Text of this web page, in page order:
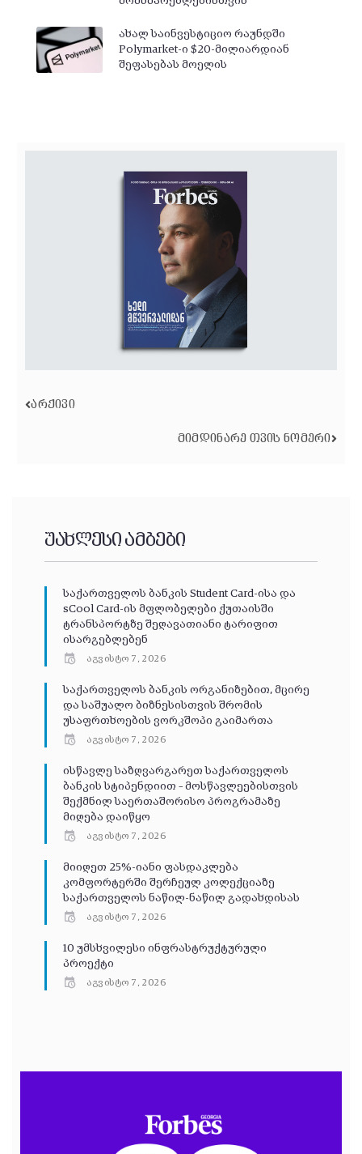
ახალ საინვესტიციო რაუნდში
Polymarket-ი $20-მილიარდიან
შეფასებას მოელის
ᲐᲠᲥᲘᲕᲘ
ᲛᲘᲛᲓᲘᲜᲐᲠᲔ ᲗᲕᲘᲡ ᲜᲝᲛᲔᲠᲘ
უახლესი ამბები
საქართველოს ბანკის Student Card-ისა და
sCool Card-ის მფლობელები ქუთაისში
ტრანსპორტზე შეღავათიანი ტარიფით
ისარგებლებენ
აგვისტო 7, 2026
საქართველოს ბანკის ორგანიზებით, მცირე
და საშუალო ბიზნესისთვის შრომის
უსაფრთხოების ვორკშოპი გაიმართა
აგვისტო 7, 2026
ისწავლე საზღვარგარეთ საქართველოს
ბანკის სტიპენდიით – მოსწავლეებისთვის
შექმნილ საერთაშორისო პროგრამაზე
მიღება დაიწყო
აგვისტო 7, 2026
მიიღეთ 25%-იანი ფასდაკლება
კომფორტერში შერჩეულ კოლექციაზე
საქართველოს ნაწილ-ნაწილ გადახდისას
აგვისტო 7, 2026
10 უმსხვილესი ინფრასტრუქტურული
პროექტი
აგვისტო 7, 2026